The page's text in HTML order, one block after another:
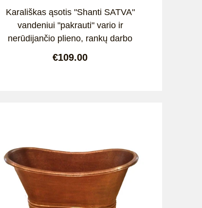
Karališkas ąsotis "Shanti SATVA"
vandeniui "pakrauti" vario ir
nerūdijančio plieno, rankų darbo
€109.00